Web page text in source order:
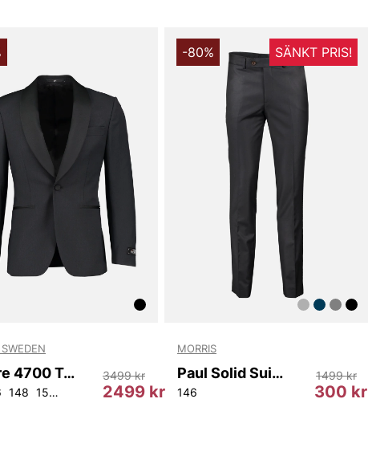
Moore 4700 Tux BL
148 150 1082499 kr
3499 kr
-80% SÄNKT PRIS!
MORRIS
Paul Solid Suit Trouser
146 300 kr
1499 kr